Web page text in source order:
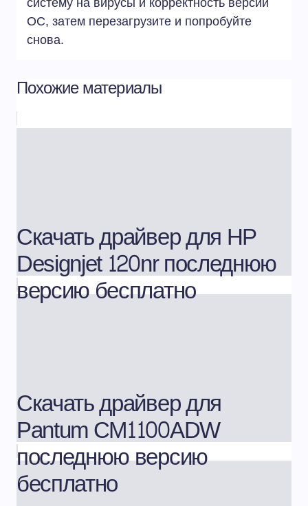
систему на вирусы и корректность версии
ОС, затем перезагрузите и попробуйте
снова.
Похожие материалы
Скачать драйвер для HP
Designjet 120nr последнюю
версию бесплатно
Скачать драйвер для
Pantum CM1100ADW
последнюю версию
бесплатно